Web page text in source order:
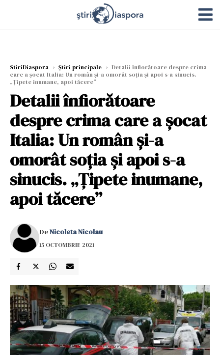
StiriDiaspora › Știri principale › Detalii înfiorătoare despre crima
care a șocat Italia: Un român și-a omorât soția și apoi s-a sinucis.
„Țipete inumane, apoi tăcere”
Detalii înfiorătoare
despre crima care a șocat
Italia: Un român și-a
omorât soția și apoi s-a
sinucis. „Țipete inumane,
apoi tăcere”
DeNicoleta Nicolau
15 OCTOMBRIE 2021